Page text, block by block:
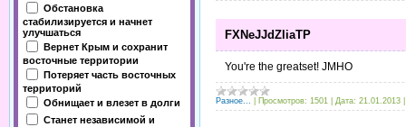
Обстановка
стабилизируется и начнет
улучшаться
Вернет Крым и сохранит
восточные территории
Потеряет часть восточных
территорий
Обнищает и влезет в долги
Станет независимой и
FXNeJJdZliaTP
You're the greatset! JMHO
Разное... Просмотров: 1501 Дата: 21.01.2013